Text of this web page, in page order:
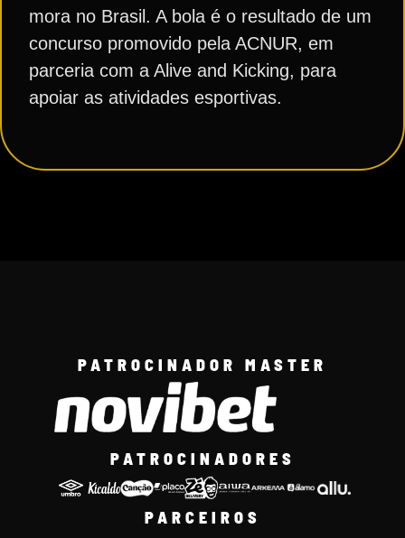
mora no Brasil. A bola é o resultado de um
concurso promovido pela ACNUR, em
parceria com a Alive and Kicking, para
apoiar as atividades esportivas.
PATROCINADOR MASTER
PATROCINADORES
PARCEIROS